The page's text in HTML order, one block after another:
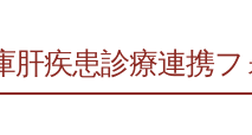
疾患診療連携フ